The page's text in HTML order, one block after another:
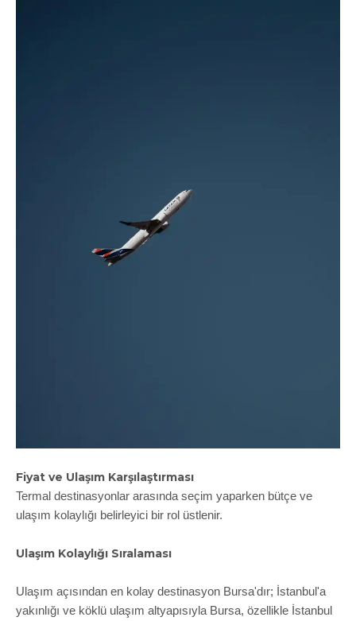
Fiyat ve Ulaşım Karşılaştırması
Termal destinasyonlar arasında seçim yaparken bütçe ve
ulaşım kolaylığı belirleyici bir rol üstlenir.
Ulaşım Kolaylığı Sıralaması
Ulaşım açısından en kolay destinasyon Bursa'dır; İstanbul'a
yakınlığı ve köklü ulaşım altyapısıyla Bursa, özellikle İstanbul